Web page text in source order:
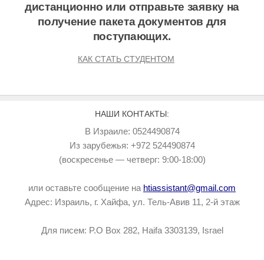
дистанционно или отправьте заявку на
получение пакета документов для
поступающих.
КАК СТАТЬ СТУДЕНТОМ
НАШИ КОНТАКТЫ:
В Израиле: 0524490874
Из зарубежья: +972 524490874
(воскресенье — четверг: 9:00-18:00)
или оставьте сообщение на htiassistant@gmail.com
Адрес: Израиль, г. Хайфа, ул. Тель-Авив 11, 2-й этаж
Для писем: P.O Box 282, Haifa 3303139, Israel